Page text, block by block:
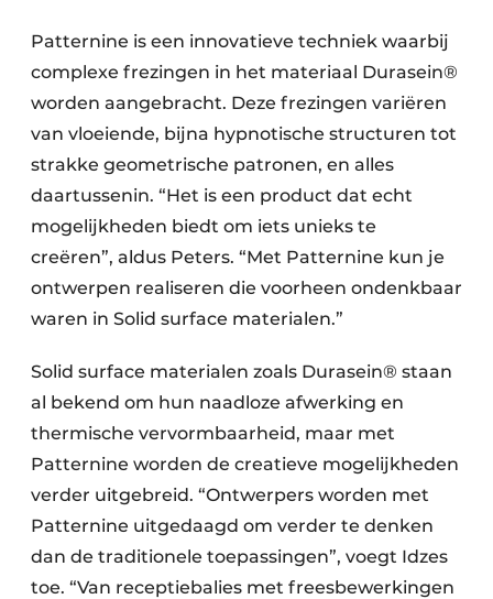
Patternine is een innovatieve techniek waarbij
complexe frezingen in het materiaal Durasein®
worden aangebracht. Deze frezingen variëren
van vloeiende, bijna hypnotische structuren tot
strakke geometrische patronen, en alles
daartussenin. “Het is een product dat echt
mogelijkheden biedt om iets unieks te
creëren”, aldus Peters. “Met Patternine kun je
ontwerpen realiseren die voorheen ondenkbaar
waren in Solid surface materialen.”
Solid surface materialen zoals Durasein® staan
al bekend om hun naadloze afwerking en
thermische vervormbaarheid, maar met
Patternine worden de creatieve mogelijkheden
verder uitgebreid. “Ontwerpers worden met
Patternine uitgedaagd om verder te denken
dan de traditionele toepassingen”, voegt Idzes
toe. “Van receptiebalies met freesbewerkingen